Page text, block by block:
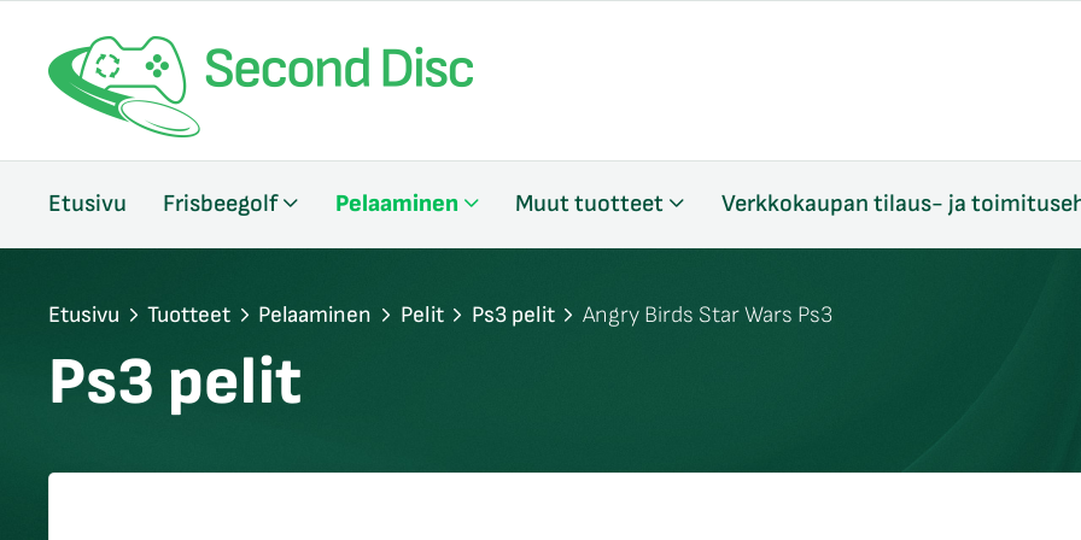
Etusivu Frisbeegolf Pelaaminen Muut tuotteet Verkkokaupan tilaus- ja
Etusivu Tuotteet Pelaaminen Pelit Ps3 pelit Angry Birds Star Wars Ps3
Ps3 pelit
sulje
sulje
sulje